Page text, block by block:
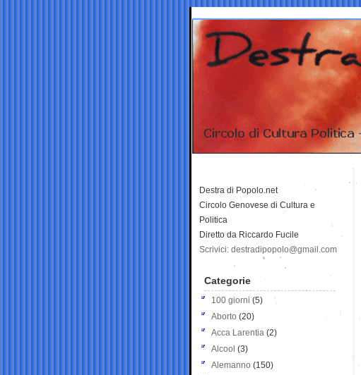
Destra di Popolo.net
Circolo Genovese di Cultura e
Politica
Diretto da Riccardo Fucile
Scrivici: destradipopolo@gmail.com
Categorie
100 giorni (5)
Aborto (20)
Acca Larentia (2)
Alcool (3)
Alemanno (150)